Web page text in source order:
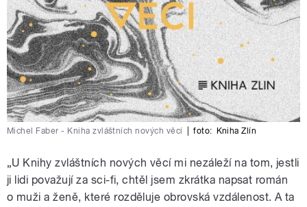
Michel Faber - Kniha zvláštních nových věcí foto: Kniha Zlín
„U Knihy zvláštních nových věcí mi nezáleží na tom, jestli
ji lidi považují za sci-fi, chtěl jsem zkrátka napsat román
o muži a ženě, které rozděluje obrovská vzdálenost. A ta